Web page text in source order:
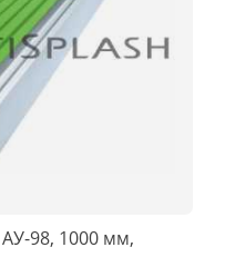
98, 1000 мм,